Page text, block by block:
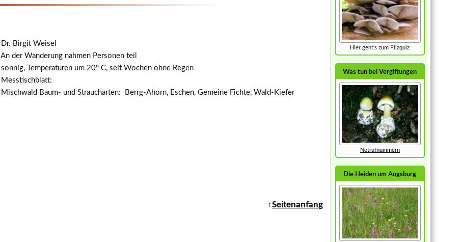
Dr. Birgit Weisel
An der Wanderung nahmen Personen teil
sonnig, Temperaturen um 20° C, seit Wochen ohne Regen
Messtischblatt:
Mischwald Baum- und Straucharten: Berrg-Ahorn, Eschen, Gemeine Fichte, Wald-Kiefer
Seitenanfang
Hier geht's zum Pilzquiz
Was tun bei Vergiftungen
Notrufnummern
Die Heiden um Augsburg